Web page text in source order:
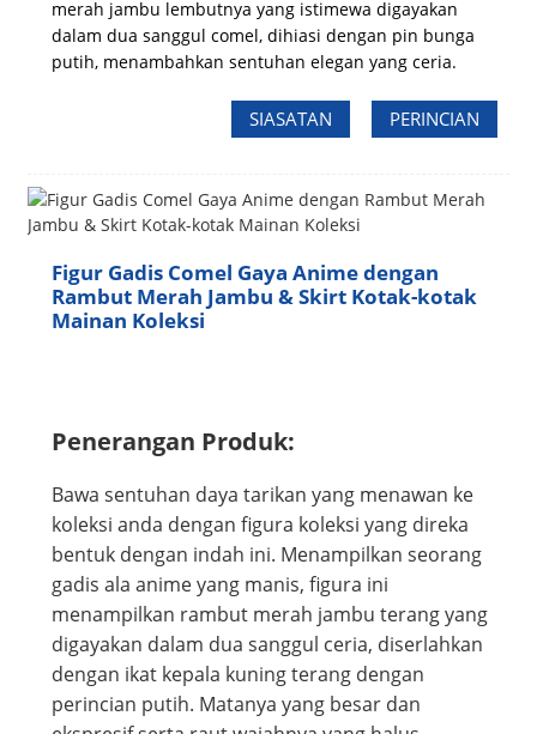
merah jambu lembutnya yang istimewa digayakan
dalam dua sanggul comel, dihiasi dengan pin bunga
putih, menambahkan sentuhan elegan yang ceria.
SIASATAN PERINCIAN
Figur Gadis Comel Gaya Anime dengan
Rambut Merah Jambu & Skirt Kotak-kotak
Mainan Koleksi
Penerangan Produk:
Bawa sentuhan daya tarikan yang menawan ke
koleksi anda dengan figura koleksi yang direka
bentuk dengan indah ini. Menampilkan seorang
gadis ala anime yang manis, figura ini
menampilkan rambut merah jambu terang yang
digayakan dalam dua sanggul ceria, diserlahkan
dengan ikat kepala kuning terang dengan
perincian putih. Matanya yang besar dan